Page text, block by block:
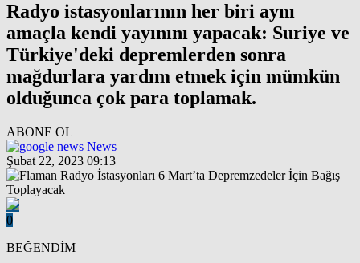
Radyo istasyonlarının her biri aynı
amaçla kendi yayınını yapacak: Suriye ve
Türkiye'deki depremlerden sonra
mağdurlara yardım etmek için mümkün
olduğunca çok para toplamak.
ABONE OL
News
Şubat 22, 2023 09:13
0
BEĞENDİM